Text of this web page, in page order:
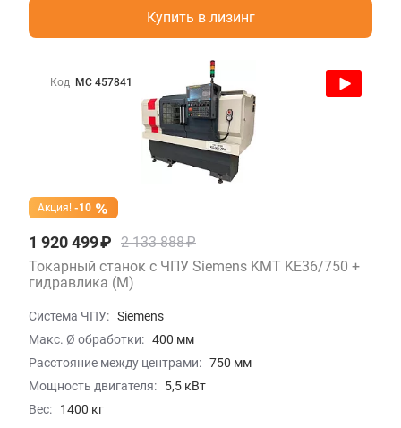
Купить в лизинг
Акция! -10
1 920 499 ₽ 2 133 888 ₽
Токарный станок с ЧПУ Siemens KMT KE36/750 +
гидравлика (M)
Система ЧПУ: Siemens
Макс. Ø обработки: 400 мм
Расстояние между центрами: 750 мм
Мощность двигателя:
5,5 кВт
Вес:
1400 кг
Код МС 457841